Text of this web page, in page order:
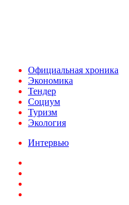
Официальная хроника
Экономика
Тендер
Социум
Туризм
Экология
Интервью